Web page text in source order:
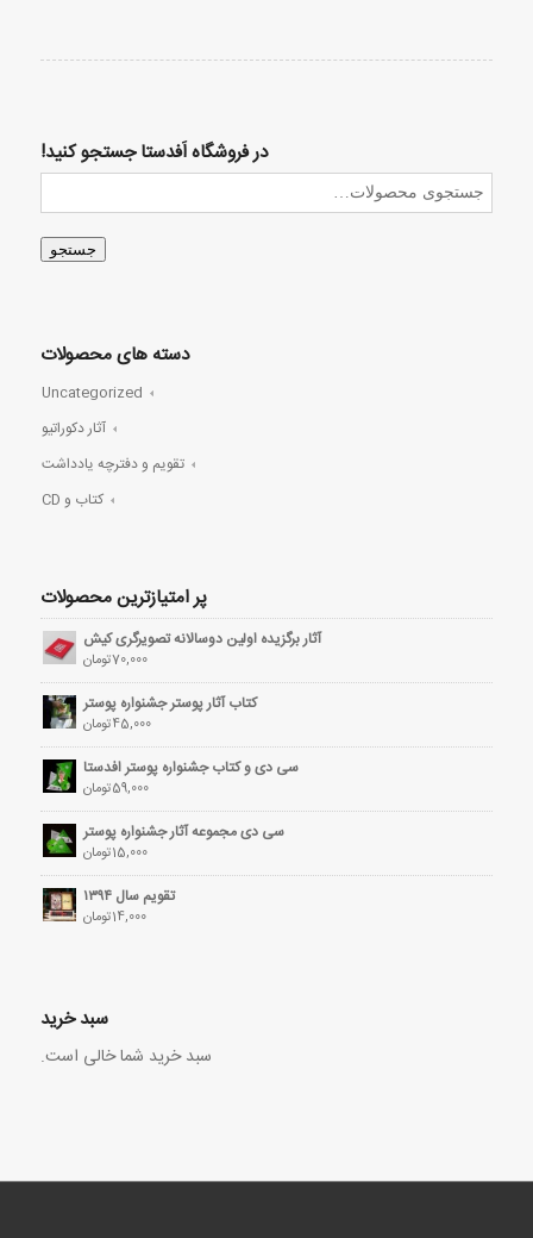
در فروشگاه اَفدستا جستجو کنید!
جستجو
دسته های محصولات
Uncategorized
آثار دکوراتیو
تقویم و دفترچه یادداشت
کتاب و CD
پر امتیازترین محصولات
آثار برگزیده اولین دوسالانه تصویرگری کیش
70,000تومان
کتاب آثار پوستر جشنواره پوستر
45,000تومان
سی دی و کتاب جشنواره پوستر افدستا
59,000تومان
سی دی مجموعه آثار جشنواره پوستر
15,000تومان
تقویم سال ۱۳۹۴
14,000تومان
سبد خرید
سبد خرید شما خالی است.